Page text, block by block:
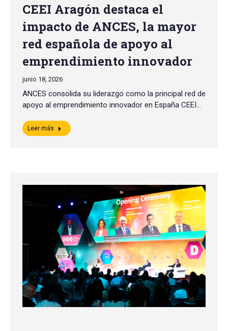
CEEI Aragón destaca el
impacto de ANCES, la mayor
red española de apoyo al
emprendimiento innovador
junio 18, 2026
ANCES consolida su liderazgo como la principal red de
apoyo al emprendimiento innovador en España CEEI…
Leer más